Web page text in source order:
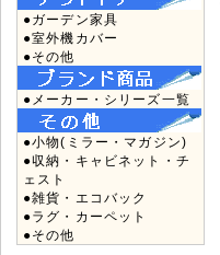
●ガーデン家具
●室外機カバー
●その他
●メーカー・シリーズ一覧
●小物(ミラー・マガジン)
●収納・キャビネット・チ
ェスト
●雑貨・エコバック
●ラグ・カーペット
●その他